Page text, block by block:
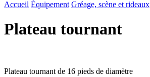
Accueil Équipement Gréage, scène et rideaux
Plateau tournant
Plateau tournant de 16 pieds de diamètre